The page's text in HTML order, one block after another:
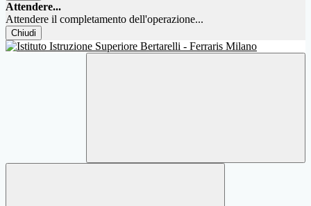
Attendere...
Attendere il completamento dell'operazione...
Chiudi